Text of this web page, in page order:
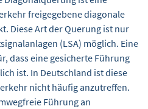
freigegebene diagonale
Diese Art der Querung ist nur
(LSA) möglich. Eine
dass eine gesicherte Führung
ist. In Deutschland ist diese
nicht häufig anzutreffen.
Führung an